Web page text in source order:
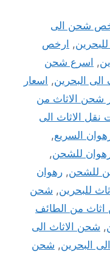
شحن الى
, ارخص
, اسرع شحن
البحرين, اسعار
شحن الاثاث من
الاثاث الى
السريع,
للشحن,
للشحن, رهوان
للبحرين, شحن
من الطائف
, شحن الاثاث الى
البحرين, شحن